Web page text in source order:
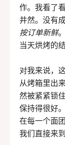
作。我看了
井然。没有
按订单新鲜
当天烘烤的结
对我来说，
从烤箱里出
然被紧紧锁
保持得很好
在每一个面
我们直接来